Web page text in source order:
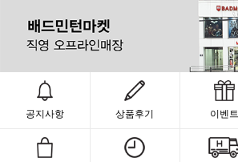
공지사항 상품후기 이벤트